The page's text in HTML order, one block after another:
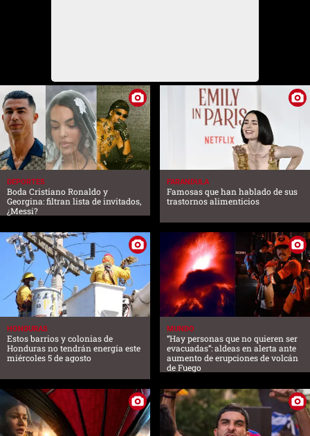
DEPORTES
Boda Cristiano Ronaldo y
Georgina: filtran lista de invitados,
¿Messi?
FARANDULA
Famosas que han hablado de sus
trastornos alimenticios
HONDURAS
Estos barrios y colonias de
Honduras no tendrán energía este
miércoles 5 de agosto
MUNDO
“Hay personas que no quieren ser
evacuadas”: aldeas en alerta ante
aumento de erupciones de volcán
de Fuego